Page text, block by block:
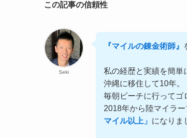
この記事の信頼性
Seki
『マイルの錬金術師』
私の経歴と実績を簡単
沖縄に移住して10年。
毎朝ビーチに行ってゴ
2018年から陸マイラー
マイル以上」 になりま